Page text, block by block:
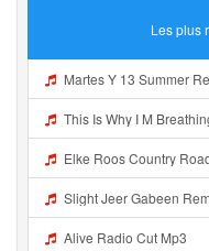
Les plus
Martes Y 13 Summer Remix
This Is Why I M
Elke Roos Country
Slight Jeer Gabeen
Alive Radio Cut Mp3